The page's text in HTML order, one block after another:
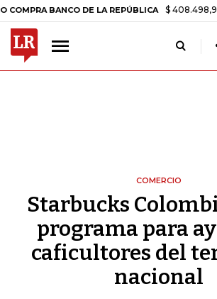
BANCO DE LA REPÚBLICA $ 408.498,97 +$
COMERCIO
Starbucks
programa para
caficultores del
nacional